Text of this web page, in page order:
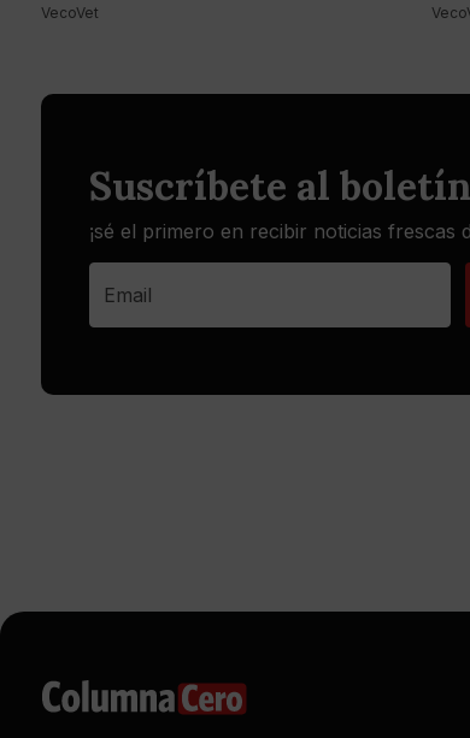
VecoVet
Suscríbete al boletín
¡sé el primero en recibir noticias frescas